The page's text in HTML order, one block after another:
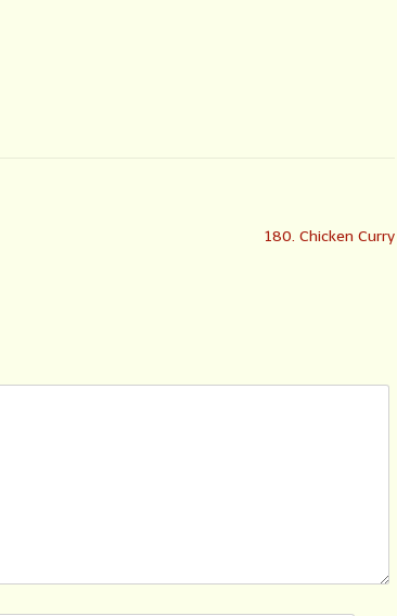
180. Chicken Curry